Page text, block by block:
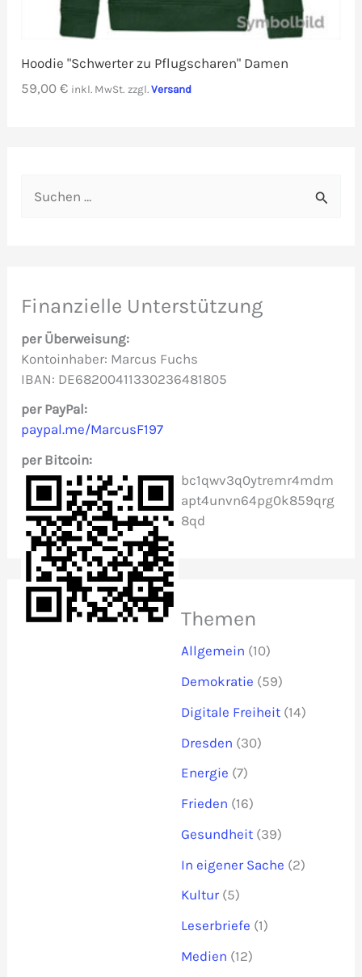
Hoodie "Schwerter zu Pflugscharen" Damen
59,00€ inkl. MwSt. zzgl.Versand
e
n
a
c
h
:
Finanzielle Unterstützung
per Überweisung:
Kontoinhaber: Marcus Fuchs
IBAN: DE68200411330236481805
per PayPal:
paypal.me/MarcusF197
per Bitcoin:
bc1qwv3q0ytremr4mdm
apt4unvn64pg0k859qrg
8qd
Themen
Allgemein (10)
Demokratie (59)
Digitale Freiheit (14)
Dresden (30)
Energie (7)
Frieden (16)
Gesundheit (39)
In eigener Sache (2)
Kultur (5)
Leserbriefe (1)
Medien (12)